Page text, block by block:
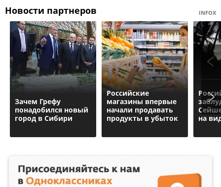
Новости партнеров INFOX
Зачем Грефу
понадобился новый
город в Сибири
Российские
магазины впервые
начали продавать
продукты в убыток
на